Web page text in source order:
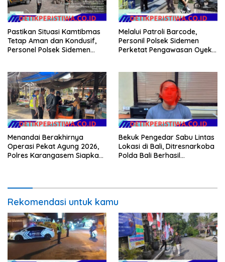
Pastikan Situasi Kamtibmas
Tetap Aman dan Kondusif,
Personel Polsek Sidemen
Melalui Patroli Barcode,
Personil Polsek Sidemen
Perketat Pengawasan Oyek
Menandai Berakhirnya
Operasi Pekat Agung 2026,
Polres Karangasem Siapkan
Bekuk Pengedar Sabu Lintas
Lokasi di Bali, Ditresnarkoba
Polda Bali Berhasil
Rekomendasi untuk kamu